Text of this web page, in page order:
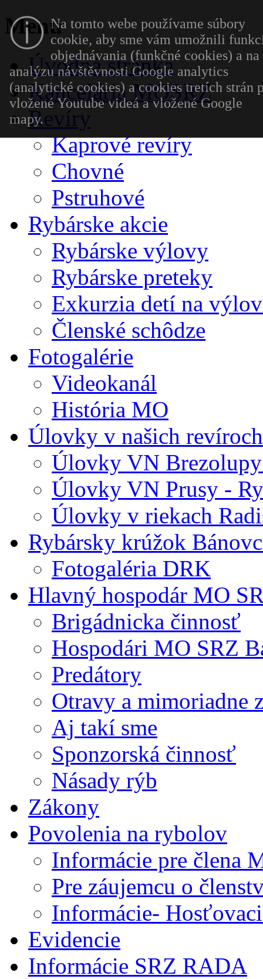
ⓘ Na tomto webe používame súbory
cookie, aby sme vám umožnili
objednávania (funkčné cookies) a na
analýzu návštěvnosti Google analytics
(analytické cookies) a cookies tretích strán
vložené Youtube videá a vložené Google
mapy.
Menu
Úvodná stránka
Kancelária MOSRZ
Revíry
Kaprové revíry
Chovné
Pstruhové
Rybárske akcie
Rybárske výlovy
Rybárske preteky
Exkurzia detí na
Členské schôdze
Fotogalérie
Videokanál
História MO
Úlovky v našich revíroch
Úlovky VN
Úlovky VN Prusy -
Úlovky v riekach
Rybársky krúžok
Fotogaléria DRK
Hlavný hospodár MO
Brigádnicka činnosť
Hospodári MO SRZ
Predátory
Otravy a mimoriadne
Aj takí sme
Sponzorská činnosť
Násady rýb
Zákony
Povolenia na rybolov
Informácie pre člena
Pre záujemcu o
Informácie-
Evidencie
Informácie SRZ RADA